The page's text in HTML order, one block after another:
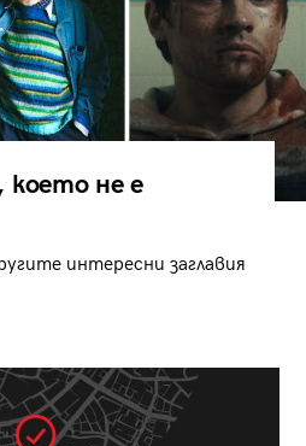
което не е
интересни заглавия